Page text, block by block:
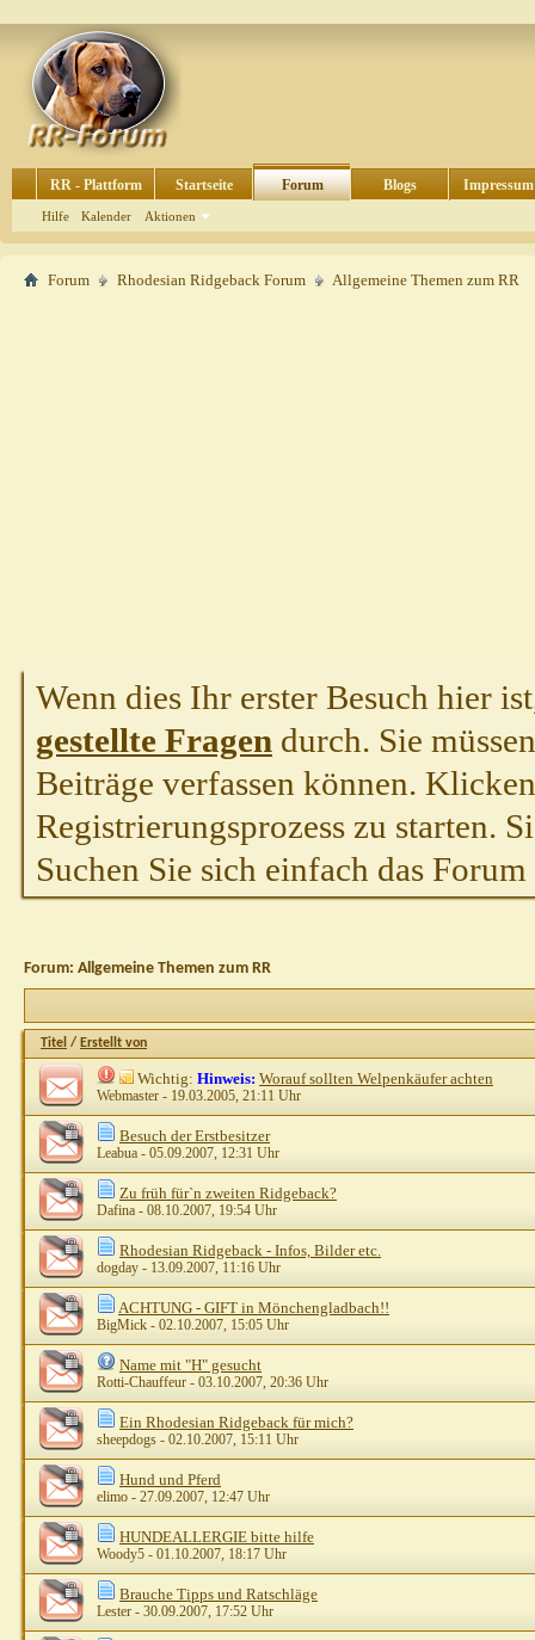
RR - Plattform Startseite Forum
Hilfe Kalender Aktionen
Blogs Impressum
Forum Rhodesian Ridgeback Forum Allgemeine Themen zum RR
Wenn dies Ihr erster Besuch hier
gestellte Fragen durch. Sie
Beiträge verfassen können.
Registrierungsprozess zu starten.
Suchen Sie sich einfach das
Forum: Allgemeine Themen zum RR
Titel / Erstellt von
Wichtig: Hinweis: Worauf sollten Welpenkäufer achten
Webmaster - 19.03.2005, 21:11 Uhr
Besuch der Erstbesitzer
Leabua - 05.09.2007, 12:31 Uhr
Zu früh für`n zweiten Ridgeback?
Dafina - 08.10.2007, 19:54 Uhr
Rhodesian Ridgeback - Infos, Bilder etc.
dogday - 13.09.2007, 11:16 Uhr
ACHTUNG - GIFT in Mönchengladbach!!
BigMick - 02.10.2007, 15:05 Uhr
Name mit "H" gesucht
Rotti-Chauffeur - 03.10.2007, 20:36 Uhr
Ein Rhodesian Ridgeback für mich?
sheepdogs - 02.10.2007, 15:11 Uhr
Hund und Pferd
elimo - 27.09.2007, 12:47 Uhr
HUNDEALLERGIE bitte hilfe
Woody5 - 01.10.2007, 18:17 Uhr
Brauche Tipps und Ratschläge
Lester - 30.09.2007, 17:52 Uhr